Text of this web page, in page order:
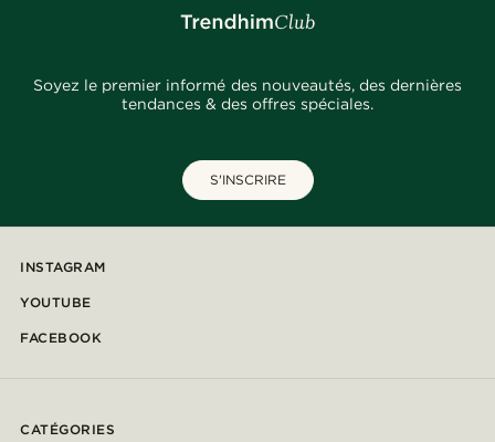
Soyez le premier informé des nouveautés, des dernières
tendances & des offres spéciales.
S'INSCRIRE
INSTAGRAM
YOUTUBE
FACEBOOK
CATÉGORIES